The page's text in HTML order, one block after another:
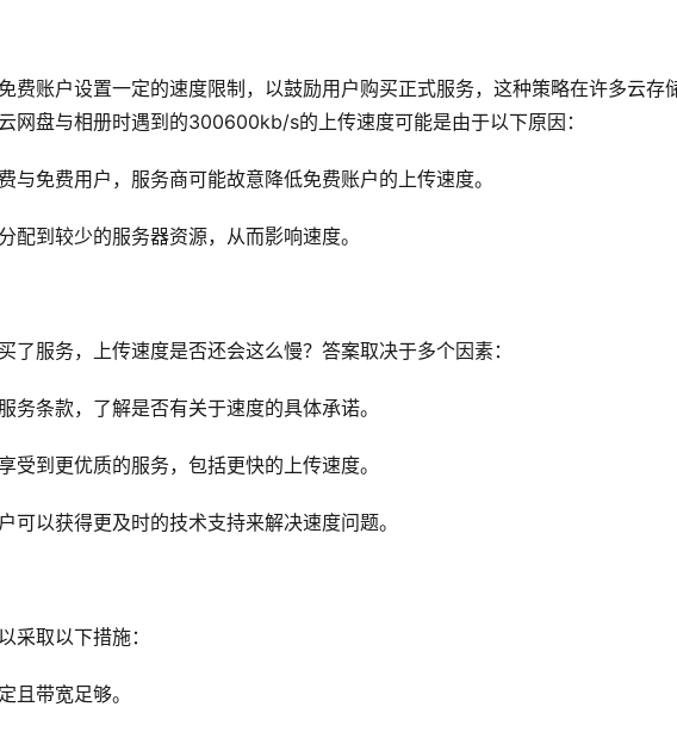
费账户设置一定的速度限制，以鼓励用户购买正式服务，这种策略在许多云存
网盘与相册时遇到的300600kb/s的上传速度可能是由于以下原因：
与免费用户，服务商可能故意降低免费账户的上传速度。
配到较少的服务器资源，从而影响速度。
了服务，上传速度是否还会这么慢？答案取决于多个因素：
务条款，了解是否有关于速度的具体承诺。
受到更优质的服务，包括更快的上传速度。
可以获得更及时的技术支持来解决速度问题。
采取以下措施：
且带宽足够。